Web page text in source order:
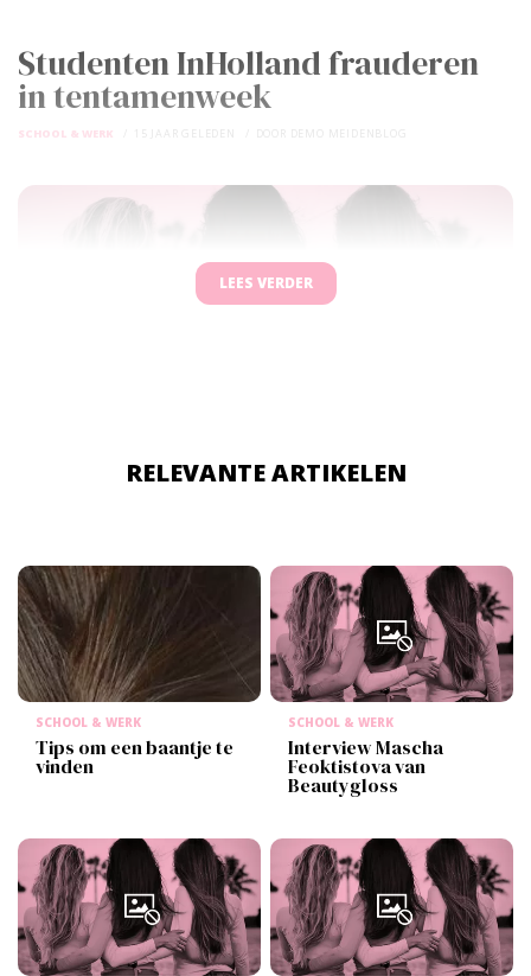
Studenten InHolland frauderen
in tentamenweek
SCHOOL & WERK
LEES VERDER
RELEVANTE ARTIKELEN
SCHOOL & WERK
Tips om een baantje te
vinden
SCHOOL & WERK
Interview Mascha
Feoktistova van
Beautygloss